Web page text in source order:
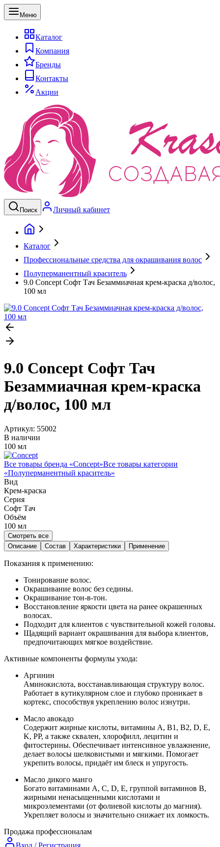
Меню
Каталог
Компания
Бренды
Контакты
Акции
Поиск Личный кабинет
Каталог
Профессиональные средства для окрашивания волос
Полуперманентный краситель
9.0 Concept Софт Тач Безаммиачная крем-краска д/волос,
100 мл
9.0 Concept Софт Тач
Безаммиачная крем-краска
д/волос, 100 мл
Артикул: 55002
В наличии
100 мл
Все товары бренда «Concept»Все товары категории
«Полуперманентный краситель»
Вид
Крем-краска
Серия
Софт Тач
Объём
100 мл
Смотреть все
Описание
Состав Характеристики Применение
Показания к применению:
Тонирование волос.
Окрашивание волос без седины.
Окрашивание тон-в-тон.
Восстановление яркости цвета на ранее окрашенных
волосах.
Подходит для клиентов с чувствительной кожей головы.
Щадящий вариант окрашивания для выбора клиентов,
предпочитающих мягкое воздействие.
Активные компоненты формулы ухода:
Аргинин
Аминокислота, восстанавливающая структуру волос.
Работает в кутикулярном слое и глубоко проникает в
кортекс, способствуя укреплению волос изнутри.
Масло авокадо
Содержит жирные кислоты, витамины A, B1, B2, D, E,
K, PP, а также сквален, хлорофилл, лецитин и
фитостерины. Обеспечивает интенсивное увлажнение,
делает волосы шелковистыми и мягкими. Помогает
укрепить волосы, придаёт им блеск и упругость.
Масло дикого манго
Богато витаминами А, С, D, E, группой витаминов В,
жирными ненасыщенными кислотами и
микроэлементами (от фолиевой кислоты до магния).
Укрепляет волосы и значительно снижает их ломкость.
Продажа профессионалам
Вход / Регистрация